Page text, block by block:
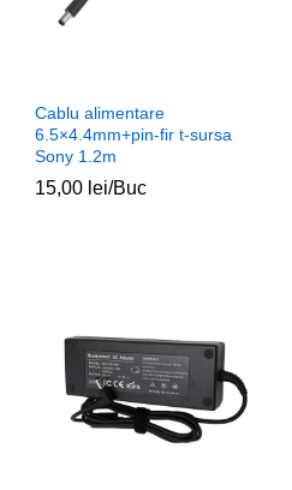
Cablu alimentare
6.5×4.4mm+pin-fir t-sursa
Sony 1.2m
15,00 lei/Buc